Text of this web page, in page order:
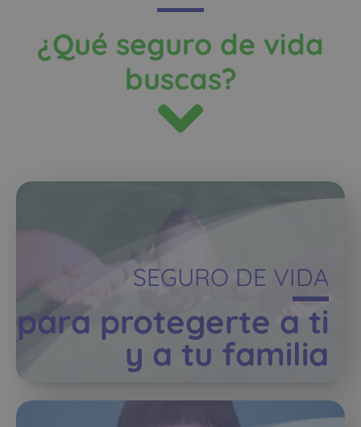
¿Qué seguro de vida
buscas?
SEGURO DE VIDA
para protegerte a ti
y a tu familia